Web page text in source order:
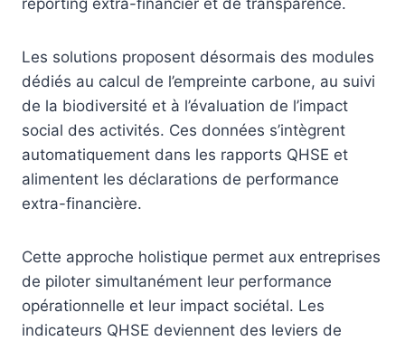
reporting extra-financier et de transparence.
Les solutions proposent désormais des modules
dédiés au calcul de l’empreinte carbone, au suivi
de la biodiversité et à l’évaluation de l’impact
social des activités. Ces données s’intègrent
automatiquement dans les rapports QHSE et
alimentent les déclarations de performance
extra-financière.
Cette approche holistique permet aux entreprises
de piloter simultanément leur performance
opérationnelle et leur impact sociétal. Les
indicateurs QHSE deviennent des leviers de